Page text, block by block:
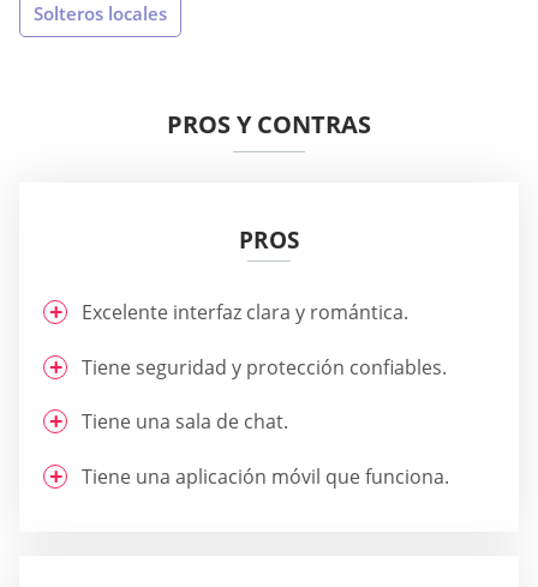
Solteros locales
PROS Y CONTRAS
PROS
Excelente interfaz clara y romántica.
Tiene seguridad y protección confiables.
Tiene una sala de chat.
Tiene una aplicación móvil que funciona.